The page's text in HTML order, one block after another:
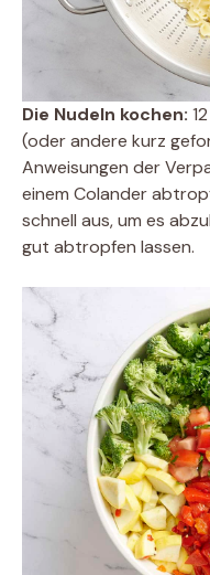
Die Nudeln kochen:
(oder andere kurz
Anweisungen der
einem Colander
schnell aus, um es
gut abtropfen lassen.